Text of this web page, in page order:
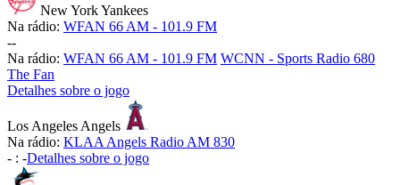
New York Yankees
Na rádio: WFAN 66 AM - 101.9 FM
--
Na rádio: WFAN 66 AM - 101.9 FM WCNN - Sports Radio 680
The Fan
Detalhes sobre o jogo
Los Angeles Angels
Na rádio: KLAA Angels Radio AM 830
- : -Detalhes sobre o jogo